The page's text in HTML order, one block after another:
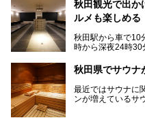
国定公園を擁して
「あきたこまち」
ハタハタ・しょっ
す。
げ」など、全国的
役立つ、県内のお
紹介します。
秋田観光で出か
ルメも楽しめる
秋田駅から車で10
時から深夜24時30
岩盤浴入り放題な
観光にも便利な「
りお届けします。
秋田県でサウナ
最近ではサウナに
ンが増えているサ